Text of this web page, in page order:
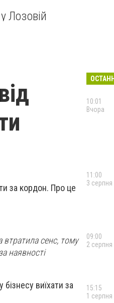
Лозовій
за кордон. Про це
сенс, тому
наявності
виїхати за
10:01
Вчора
11:00
3 серпня
09:00
2 серпня
15:15
1 серпня